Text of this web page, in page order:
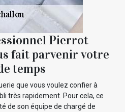
Pierrot
fait parvenir votre
temps
que vous voulez confier à
très rapidement. Pour cela, ce
de son équipe de chargé de